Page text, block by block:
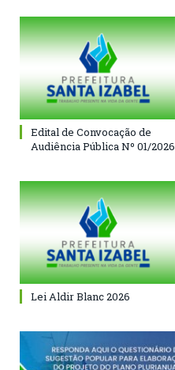
Edital de Convocação de
Audiência Pública Nº 01/2026
Lei Aldir Blanc 2026